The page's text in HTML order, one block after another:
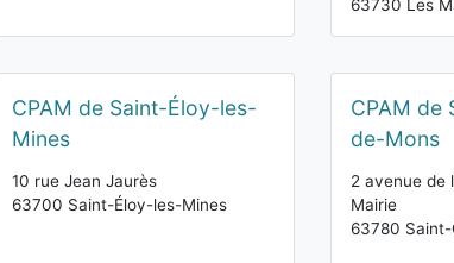
63730 Les
CPAM de Saint-Éloy-les-
Mines
10 rue Jean Jaurès
63700 Saint-Éloy-les-Mines
CPAM de
de-Mons
2 avenue de
Mairie
63780